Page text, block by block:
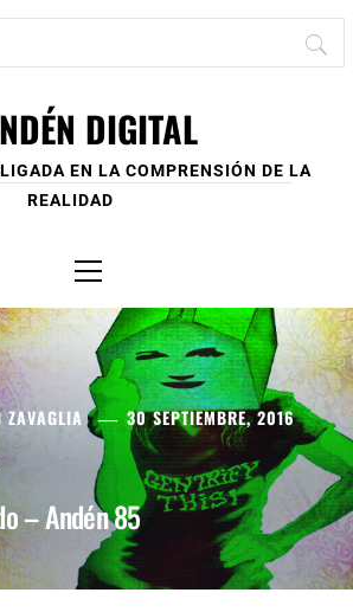
DIGITAL
EN LA COMPRENSIÓN DE LA
REALIDAD
principal
ZAVAGLIA
30 SEPTIEMBRE, 2016
– Andén 85